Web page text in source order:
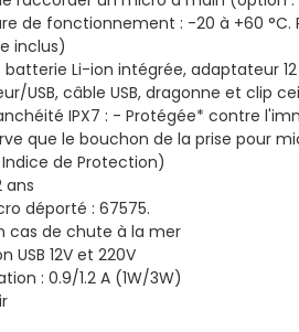
de fonctionnement : -20 à +60 °C.
inclus)
batterie Li-ion intégrée, adaptateur
USB, câble USB, dragonne et clip
IPX7 : - Protégée* contre
que le bouchon de la prise pour
de Protection)
ans
déporté : 67575.
cas de chute à la mer
USB 12V et 220V
: 0.9/1.2 A (1W/3W)